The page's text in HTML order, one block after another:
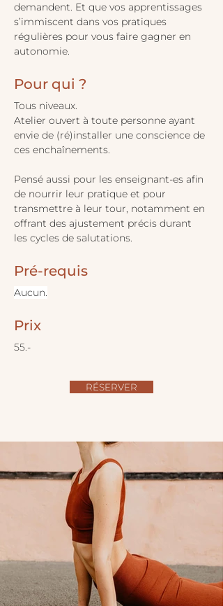
demandent. Et que vos apprentissages
s’immiscent dans vos pratiques
régulières pour vous faire gagner en
autonomie.
Pour qui ?
Tous niveaux.
Atelier ouvert à toute personne ayant
envie de (ré)installer une conscience de
ces enchaînements.
Pensé aussi pour les enseignant-es afin
de nourrir leur pratique et pour
transmettre à leur tour, notamment en
offrant des ajustement précis durant
les cycles de salutations.
Pré-requis
Aucun.
Prix
55.-
RÉSERVER